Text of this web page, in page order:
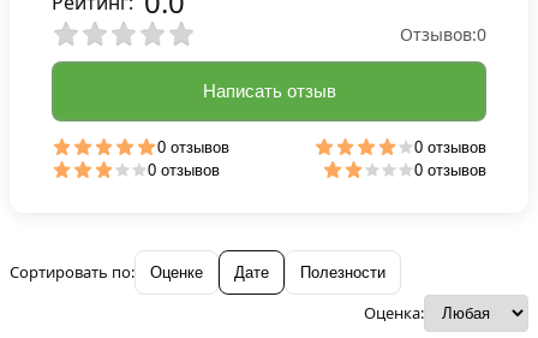
Сортировать по: Оценке Дате Полезности
Оценка:
Отзывов:0
Написать отзыв
0 отзывов
0 отзывов
0 отзывов
0 отзывов